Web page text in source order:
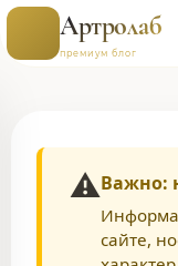
Артролаб
премиум блог
⚠️Важно:
сайте,